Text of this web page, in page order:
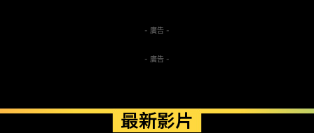
- 廣告 -
- 廣告 -
最新影片